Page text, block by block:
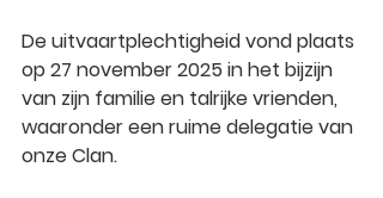
De uitvaartplechtigheid vond plaats
op 27 november 2025 in het bijzijn
van zijn familie en talrijke vrienden,
waaronder een ruime delegatie van
onze Clan.